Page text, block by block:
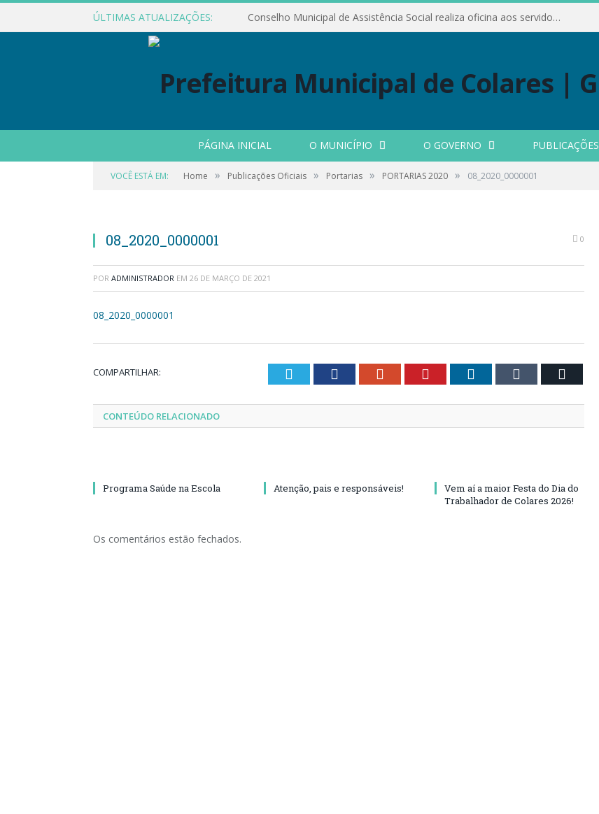
ÚLTIMAS ATUALIZAÇÕES: Conselho Municipal de Assistência Social realiza oficina aos servidores
PÁGINA INICIAL O MUNICÍPIO O GOVERNO PUBLICAÇÕES
VOCÊ ESTÁ EM: Home » Publicações Oficiais » Portarias » PORTARIAS 2020 » 08_2020_0000001
08_2020_0000001 0
POR ADMINISTRADOR EM 26 DE MARÇO DE 2021
08_2020_0000001
COMPARTILHAR: Twitter Facebook Google+ Pinterest LinkedIn Tumblr
CONTEÚDO RELACIONADO
Programa Saúde na Escola Atenção, pais e responsáveis!
Vem aí a maior Festa do Dia do
Trabalhador de Colares 2026!
Os comentários estão fechados.